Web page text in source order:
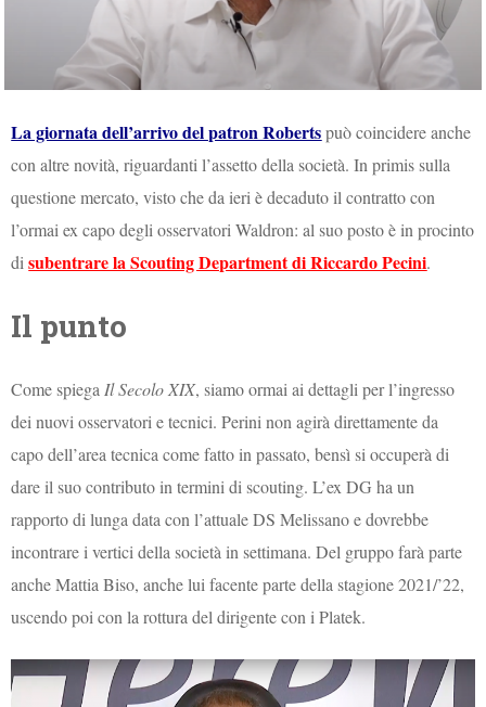
La giornata dell’arrivo del patron Robertspuò coincidere anche
con altre novità, riguardanti l’assetto della società. In primis sulla
questione mercato, visto che da ieri è decaduto il contratto con
l’ormai ex capo degli osservatori Waldron: al suo posto è in procinto
disubentrare la Scouting Department di Riccardo Pecini.
Il punto
Come spiega Il Secolo XIX, siamo ormai ai dettagli per l’ingresso
dei nuovi osservatori e tecnici. Perini non agirà direttamente da
capo dell’area tecnica come fatto in passato, bensì si occuperà di
dare il suo contributo in termini di scouting. L’ex DG ha un
rapporto di lunga data con l’attuale DS Melissano e dovrebbe
incontrare i vertici della società in settimana. Del gruppo farà parte
anche Mattia Biso, anche lui facente parte della stagione 2021/’22,
uscendo poi con la rottura del dirigente con i Platek.